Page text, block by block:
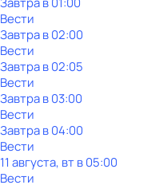
Вести
Завтра в 02:00
Вести
Завтра в 02:05
Вести
Завтра в 03:00
Вести
Завтра в 04:00
Вести
11 августа, вт в 05:00
Вести